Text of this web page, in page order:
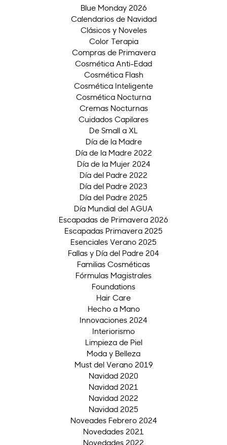
Blue Monday 2026
Calendarios de Navidad
Clásicos y Noveles
Color Terapia
Compras de Primavera
Cosmética Anti-Edad
Cosmética Flash
Cosmética Inteligente
Cosmética Nocturna
Cremas Nocturnas
Cuidados Capilares
De Small a XL
Día de la Madre
Día de la Madre 2022
Día de la Mujer 2024
Día del Padre 2022
Día del Padre 2023
Día del Padre 2025
Día Mundial del AGUA
Escapadas de Primavera 2026
Escapadas Primavera 2025
Esenciales Verano 2025
Fallas y Día del Padre 204
Familias Cosméticas
Fórmulas Magistrales
Foundations
Hair Care
Hecho a Mano
Innovaciones 2024
Interiorismo
Limpieza de Piel
Moda y Belleza
Must del Verano 2019
Navidad 2020
Navidad 2021
Navidad 2022
Navidad 2025
Noveades Febrero 2024
Novedades 2021
Novedades 2022